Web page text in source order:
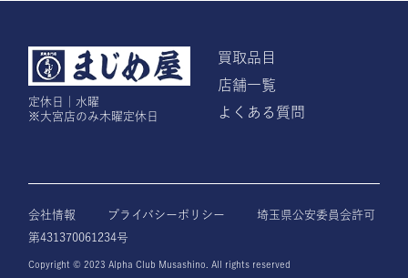
定休日｜水曜
※大宮店のみ木曜定休日
買取品目
店舗一覧
よくある質問
会社情報 プライバシーポリシー
埼玉県公安委員会許可
第431370061234号
Copyright © 2023 Alpha Club Musashino. All rights reserved